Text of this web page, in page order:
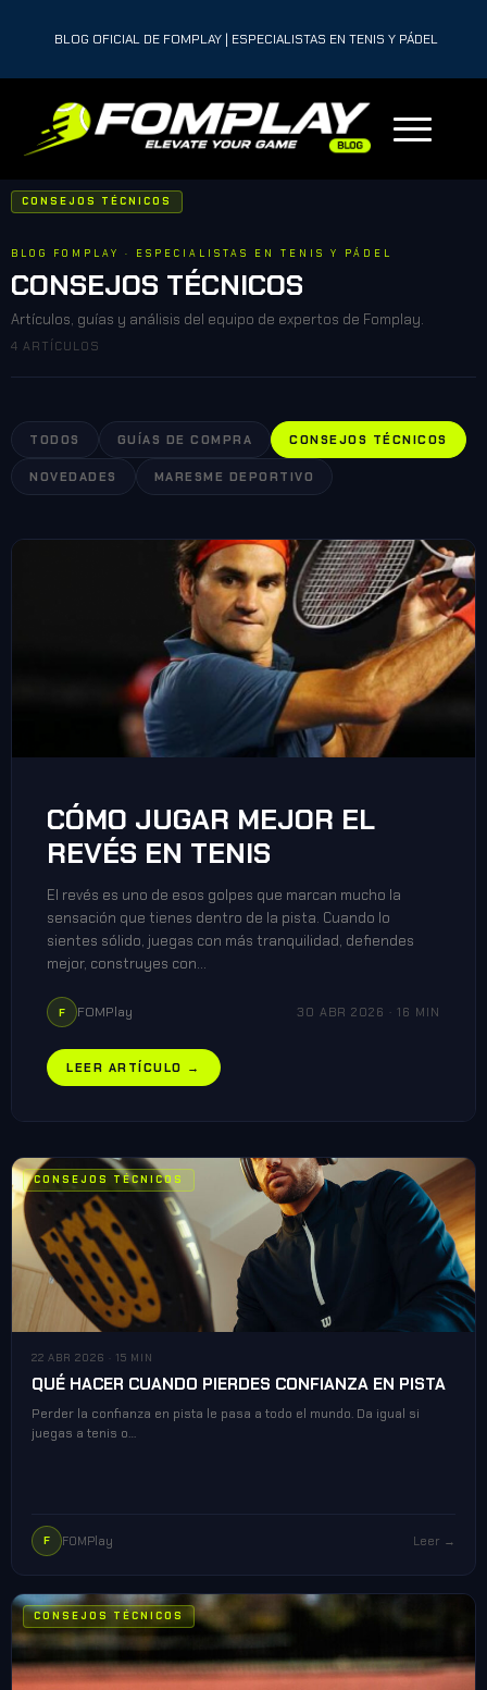
BLOG OFICIAL DE FOMPLAY | ESPECIALISTAS EN TENIS Y PÁDEL
BLOG FOMPLAY · ESPECIALISTAS EN TENIS Y PÁDEL
CONSEJOS TÉCNICOS
Artículos, guías y análisis del equipo de expertos de Fomplay.
4 ARTÍCULOS
TODOS GUÍAS DE COMPRA CONSEJOS TÉCNICOS
NOVEDADES MARESME DEPORTIVO
CONSEJOS TÉCNICOS
CÓMO JUGAR MEJOR EL
REVÉS EN TENIS
El revés es uno de esos golpes que marcan mucho la
sensación que tienes dentro de la pista. Cuando lo
sientes sólido, juegas con más tranquilidad, defiendes
mejor, construyes con…
F FOMPlay 30 ABR 2026 · 16 MIN
LEER ARTÍCULO →
CONSEJOS TÉCNICOS
22 ABR 2026 · 15 MIN
QUÉ HACER CUANDO PIERDES CONFIANZA EN PISTA
Perder la confianza en pista le pasa a todo el mundo. Da igual si
juegas a tenis o…
F FOMPlay Leer →
CONSEJOS TÉCNICOS